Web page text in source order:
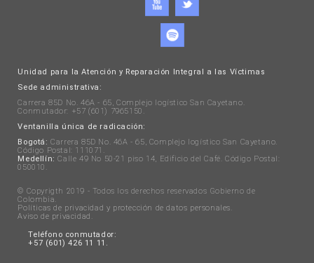
Unidad para la Atención y Reparación Integral a las Víctimas
Sede administrativa:
Carrera 85D No. 46A - 65, Complejo logístico San Cayetano.
Conmutador: +57 (601) 7965150.
Ventanilla única de radicación:
Bogotá: Carrera 85D No. 46A - 65, Complejo logístico San Cayetano.
Código Postal: 111071.
Medellín: Calle 49 No 50-21 piso 14, Edificio del Café. Código Postal:
050010.
© Copyrigth 2019 - Todos los derechos reservados Gobierno de
Colombia.
Políticas de privacidad y protección de datos personales.
Aviso de privacidad .
Teléfono conmutador:
+57 (601) 426 11 11.